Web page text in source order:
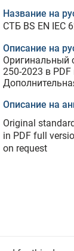
Название на
СТБ BS EN IEC
Описание на
Оригинальный
250-2023 в
Описание на
Original
in PDF full
on request